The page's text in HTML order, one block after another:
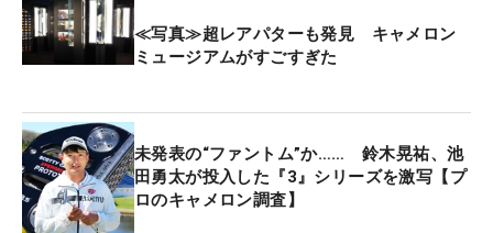
愛用するスコッティ・キャメロンのパター。このオ
フは浜松市にあるスコッティ・キャメロンミュージ
アムでフィッティングとストロークの修正を行い、
る。
エースパターはスコッティ・キャメロン『ファント
ムT9.5』のショートスラントタイプの「ジェットネ
≪写真≫超レアパターも発見 キャメロン
ミュージアムがすごすぎた
未発表の“ファントム”か…… 鈴木晃祐、池
田勇太が投入した『3』シリーズを激写【プ
ロのキャメロン調査】